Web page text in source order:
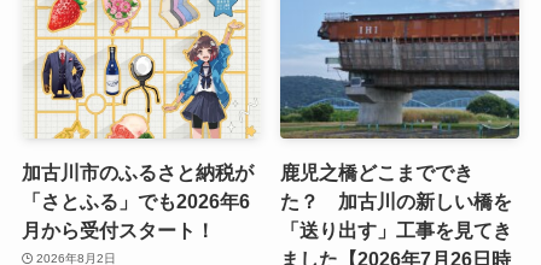
加古川市のふるさと納税が
「さとふる」でも2026年6
月から受付スタート！
2026年8月2日
鹿児之橋どこまででき
た？ 加古川の新しい橋を
「送り出す」工事を見てき
ました【2026年7月26日時